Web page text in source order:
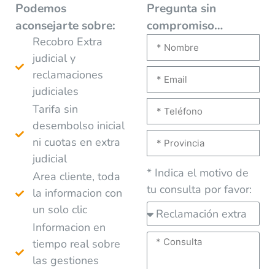
Podemos
aconsejarte sobre:
Recobro Extra
judicial y
reclamaciones
judiciales
Tarifa sin
desembolso inicial
ni cuotas en extra
judicial
Area cliente, toda
la informacion con
un solo clic
Informacion en
tiempo real sobre
las gestiones
Pregunta sin
compromiso…
* Indica el motivo de
tu consulta por favor: